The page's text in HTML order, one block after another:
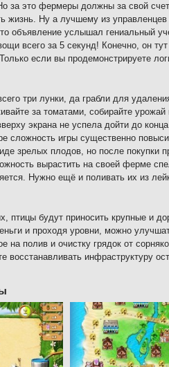
за это фермеры должны за свой счет
жизнь. Ну а лучшему из
объявление услышал гениальный
всего за 5 секунд! Конечно, он
если вы продемонстрируете
три лунки, да грабли для
за томатами, собирайте урожай
экрана не успела дойти до
сложность игры существенно
зрелых плодов, но после покупки
вырастить на своей ферме
Нужно ещё и поливать их из
птицы будут приносить крупные и
и проходя уровни, можно
полив и очистку грядок от
восстанавливать инфраструктуру